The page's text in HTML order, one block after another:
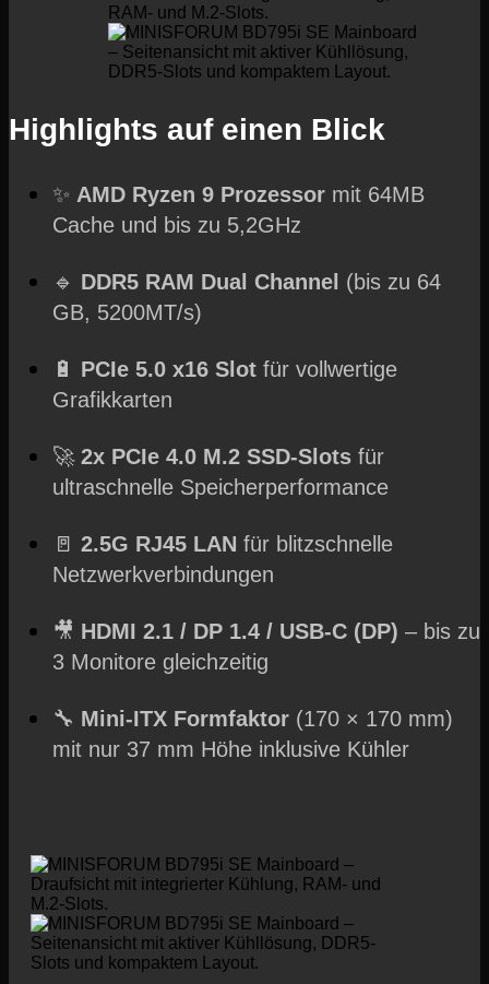
Highlights auf einen Blick
✨ AMD Ryzen 9 Prozessor mit 64MB
Cache und bis zu 5,2GHz
🔹 DDR5 RAM Dual Channel (bis zu 64
GB, 5200MT/s)
🔋 PCIe 5.0 x16 Slot für vollwertige
Grafikkarten
🚀 2x PCIe 4.0 M.2 SSD-Slots für
ultraschnelle Speicherperformance
🚪 2.5G RJ45 LAN für blitzschnelle
Netzwerkverbindungen
🎥 HDMI 2.1 / DP 1.4 / USB-C (DP) – bis zu
3 Monitore gleichzeitig
🔧 Mini-ITX Formfaktor (170 × 170 mm)
mit nur 37 mm Höhe inklusive Kühler